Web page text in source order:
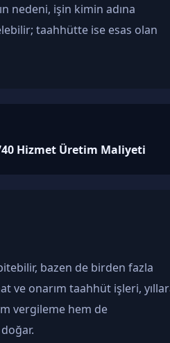
nedeni, işin kimin adına
taahhütte ise esas olan
Hizmet Üretim Maliyeti
bazen de birden fazla
ve onarım taahhüt işleri,
vergileme hem de